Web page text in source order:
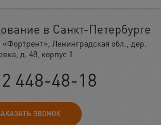
в Санкт-Петербурге
Ленинградская обл., дер.
д. 48, корпус 1
448-48-18
ЗВОНОК